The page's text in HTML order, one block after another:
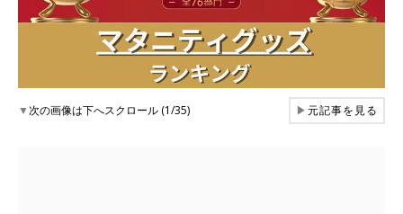
▼次の画像は下へスクロール (1/35) ▶元記事を見る